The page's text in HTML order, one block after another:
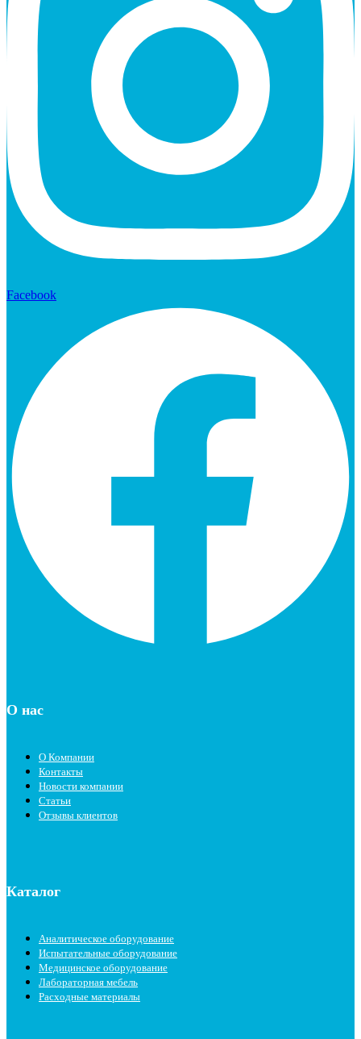
Facebook
О нас
О Компании
Контакты
Новости компании
Статьи
Отзывы клиентов
Каталог
Аналитическое оборудование
Испытательные оборудование
Медицинское оборудование
Лабораторная мебель
Расходные материалы